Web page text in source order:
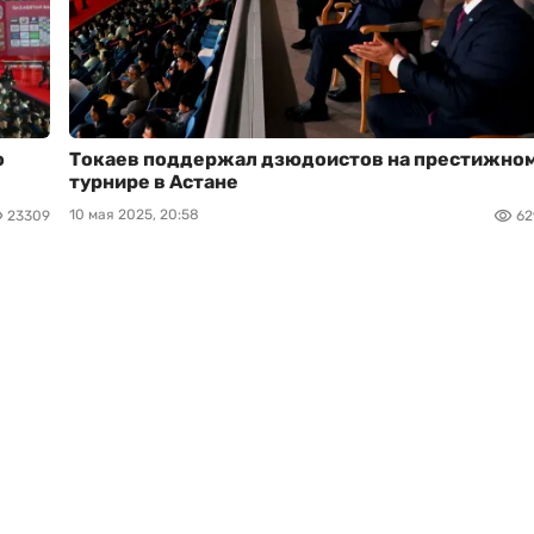
23309
Токаев поддержал дзюдоистов на
турнире в Астане
10 мая 2025, 20:58